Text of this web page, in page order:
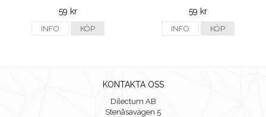
59 kr
INFO KÖP
59 kr
INFO KÖP
KONTAKTA OSS
Dilectum AB
Stenåsavägen 5